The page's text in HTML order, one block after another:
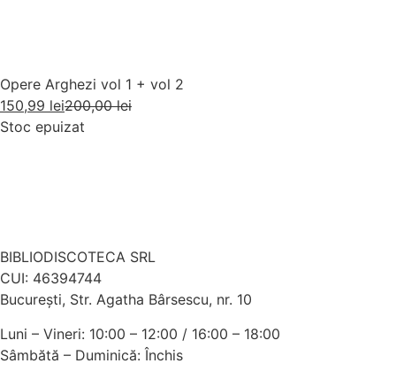
Opere Arghezi vol 1 + vol 2
200,00lei
150,99 lei
Stoc epuizat
BIBLIODISCOTECA SRL
CUI: 46394744
Bucureşti, Str. Agatha Bârsescu, nr. 10
Luni – Vineri: 10:00 – 12:00 / 16:00 – 18:00
Sâmbătă – Duminică: Închis